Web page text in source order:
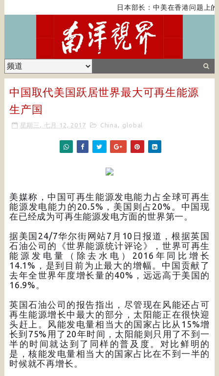
日本部长：中美在香港问题上的
中国取代美国跃居世界最大可再生能源
生产国
星期三, 七月 12, 2017 China , global
美媒称，中国可再生能源发电能力占全球可再生
能源发电能力的20.5%，美国则占20%。中国现
在已经成为可再生能源发电方面的世界第一。
据美国24/7华尔街网站7月10日报道，根据英国
石油公司的《世界能源统计评论》，世界可再生
能源发电量（除去水电）2016年同比增长
14.1%，是到目前为止最大的增幅。中国贡献了
去年全世界年度增长量的40%，远远高于美国的
16.9%。
英国石油公司的报告指出，尽管现在风能还占可
再生能源增长中最大的部分，太阳能正在很快迎
头赶上。风能发电量相当大的国家占比从15%增
长到75%用了20年时间，太阳能则只用了不到一
半的时间就达到了同样的普及度。对比鲜明的
是，核能发电量相当大的国家占比在不到一半的
时候就不再增长。